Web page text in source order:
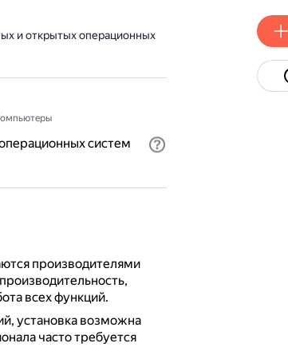
и открытых операционных
систем
производителями
всех функций.
установка возможна
часто требуется